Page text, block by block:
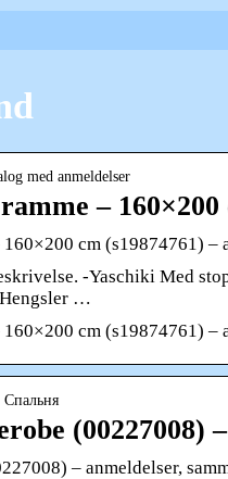
med anmeldelser
–
cm (s19874761) –
-Yaschiki Med
…
cm (s19874761) –
(00227008)
– anmeldelser,